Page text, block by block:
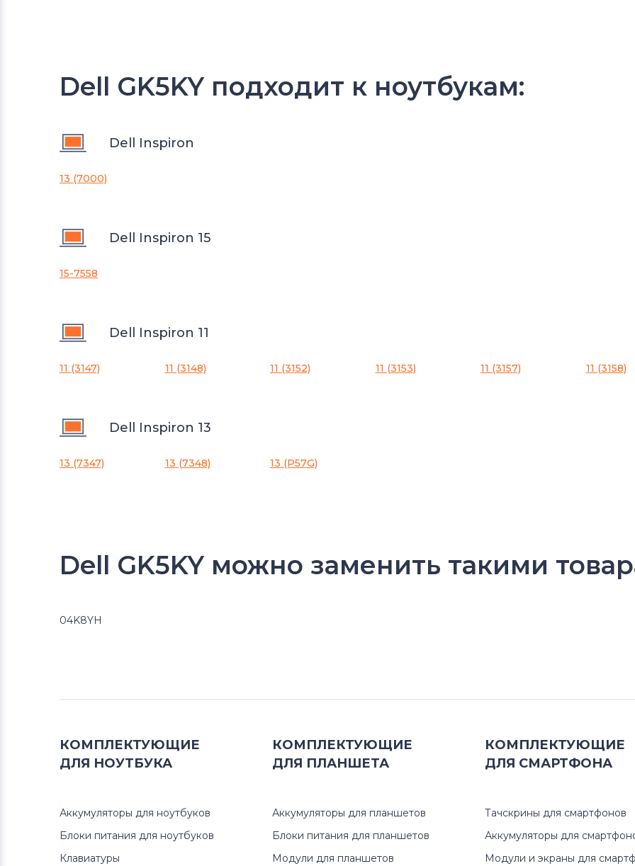
Dell GK5KY подходит к ноутбукам:
Dell Inspiron
13 (7000)
Dell Inspiron 15
15-7558
Dell Inspiron 11
11 (3147) 11 (3148) 11 (3152) 11 (3153) 11 (3157) 11 (3158)
Dell Inspiron 13
13 (7347) 13 (7348) 13 (P57G)
Dell GK5KY можно заменить такими
04K8YH
КОМПЛЕКТУЮЩИЕ
ДЛЯ НОУТБУКА
Аккумуляторы для ноутбуков
Блоки питания для ноутбуков
Клавиатуры
КОМПЛЕКТУЮЩИЕ
ДЛЯ ПЛАНШЕТА
Аккумуляторы для планшетов
Блоки питания для планшетов
Модули для планшетов
КОМПЛЕКТУЮЩИЕ
ДЛЯ СМАРТФОНА
Тачскрины для смартфонов
Аккумуляторы для
Модули и экраны для